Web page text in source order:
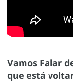
Vamos Falar
que está